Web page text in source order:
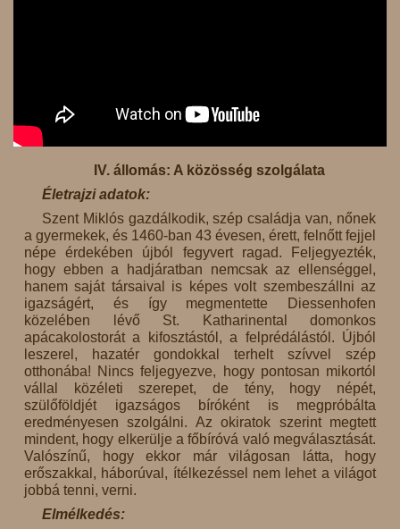
IV. állomás: A közösség szolgálata
Életrajzi adatok:
Szent Miklós gazdálkodik, szép családja van, nőnek
a gyermekek, és 1460-ban 43 évesen, érett, felnőtt fejjel
népe érdekében újból fegyvert ragad. Feljegyezték,
hogy ebben a hadjáratban nemcsak az ellenséggel,
hanem saját társaival is képes volt szembeszállni az
igazságért, és így megmentette Diessenhofen
közelében lévő St. Katharinental domonkos
apácakolostorát a kifosztástól, a felprédálástól. Újból
leszerel, hazatér gondokkal terhelt szívvel szép
otthonába! Nincs feljegyezve, hogy pontosan mikortól
vállal közéleti szerepet, de tény, hogy népét,
szülőföldjét igazságos bíróként is megpróbálta
eredményesen szolgálni. Az okiratok szerint megtett
mindent, hogy elkerülje a főbíróvá való megválasztását.
Valószínű, hogy ekkor már világosan látta, hogy
erőszakkal, háborúval, ítélkezéssel nem lehet a világot
jobbá tenni, verni.
Elmélkedés: